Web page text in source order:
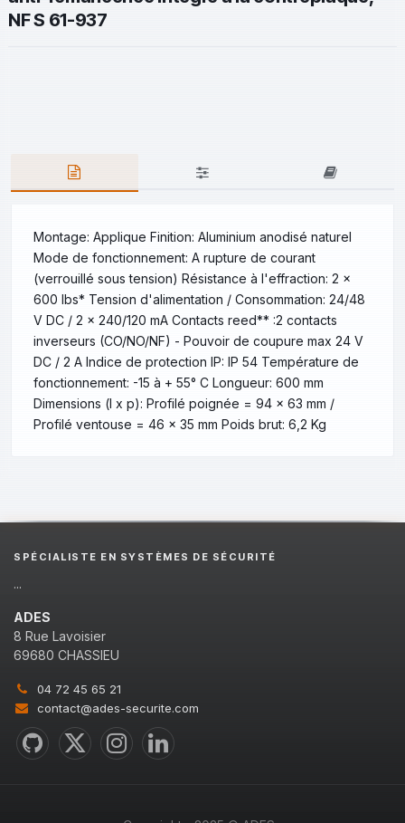
NF S 61-937
Montage: Applique Finition: Aluminium anodisé naturel
Mode de fonctionnement: A rupture de courant
(verrouillé sous tension) Résistance à l'effraction: 2 x
600 lbs* Tension d'alimentation / Consommation: 24/48
V DC / 2 x 240/120 mA Contacts reed** :2 contacts
inverseurs (CO/NO/NF) - Pouvoir de coupure max 24 V
DC / 2 A Indice de protection IP: IP 54 Température de
fonctionnement: -15 à + 55° C Longueur: 600 mm
Dimensions (l x p): Profilé poignée = 94 x 63 mm /
Profilé ventouse = 46 x 35 mm Poids brut: 6,2 Kg
SPÉCIALISTE EN SYSTÈMES DE SÉCURITÉ
...
ADES
8 Rue Lavoisier
69680 CHASSIEU
04 72 45 65 21
contact@ades-securite.com